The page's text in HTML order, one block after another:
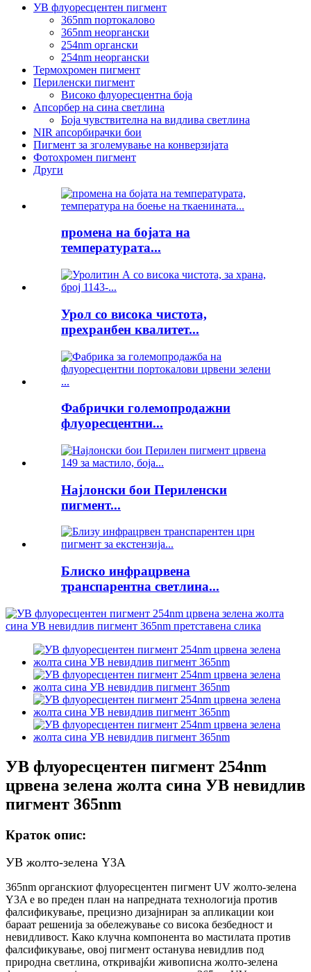
УВ флуоресцентен пигмент
365nm портокалово
365nm неоргански
254nm органски
254nm неоргански
Термохромен пигмент
Периленски пигмент
Високо флуоресцентна боја
Апсорбер на сина светлина
Боја чувствителна на видлива светлина
NIR апсорбирачки бои
Пигмент за зголемување на конверзијата
Фотохромен пигмент
Други
промена на бојата на
температурата...
Урол со висока чистота,
прехранбен квалитет...
Фабрички големопродажни
флуоресцентни...
Најлонски бои Периленски
пигмент...
Блиско инфрацрвена
транспарентна светлина...
УВ флуоресцентен пигмент 254nm
црвена зелена жолта сина УВ невидлив
пигмент 365nm
Краток опис:
УВ жолто-зелена Y3A
365nm органскиот флуоресцентен пигмент UV жолто-зелена
Y3A е во преден план на напредната технологија против
фалсификување, прецизно дизајниран за апликации кои
бараат решенија за обележување со висока безбедност и
невидливост. Како клучна компонента во мастилата против
фалсификување, овој пигмент останува невидлив под
природна светлина, откривајќи живописна жолто-зелена